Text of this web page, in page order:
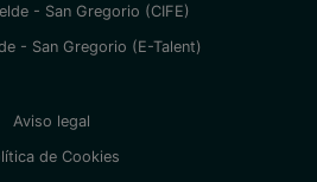
- San Gregorio (CIFE)
- San Gregorio (E-Talent)
Aviso legal
de Cookies